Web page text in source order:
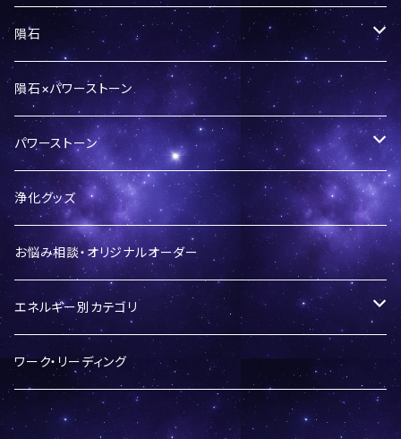
スレットを作製
いたします！【メ
テオグラス】
を作製いたしま
す！／ura-st
隕石
隕石パウダー
ギベオン
ペンダントトップ
リング
パラサイト隕石
セリコ
セイムチャン
イミラック
エスケル
カンポデルシエロ
隕石×パワーストーン
パワーストーン
バースデーシリーズ
LOVEシリーズ
開運ブレスレット
神社シリーズ
ブレスレット
浄化グッズ
お悩み相談・オリジナルオーダー
エネルギー別カテゴリ
開運・運気アップ
仕事運・自己成長
ワーク・リーディング